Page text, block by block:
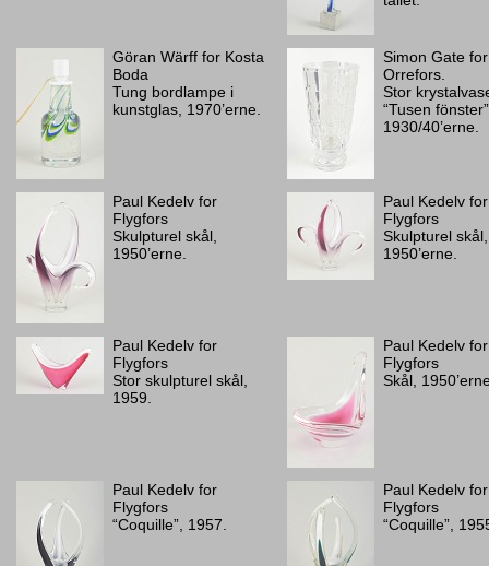
Göran Wärff for Kosta
Boda
Tung bordlampe i
kunstglas, 1970’erne.
Simon Gate for
Orrefors.
Stor
“Tusen
1930/40’erne.
Paul Kedelv for
Flygfors
Skulpturel skål,
1950’erne.
Paul Kedelv for
Flygfors
Skulpturel skål,
1950’erne.
Paul Kedelv for
Flygfors
Stor skulpturel skål,
1959.
Paul Kedelv for
Flygfors
Skål,
Paul Kedelv for
Flygfors
“Coquille”, 1957.
Paul Kedelv for
Flygfors
“Coquille”,